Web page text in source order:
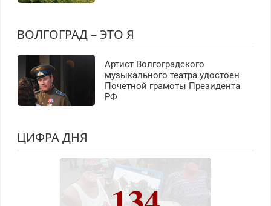
ВОЛГОГРАД – ЭТО Я
Артист Волгоградского
музыкального театра удостоен
Почетной грамоты Президента
РФ
ЦИФРА ДНЯ